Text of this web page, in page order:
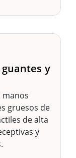
y
manos
gruesos de
de alta
y